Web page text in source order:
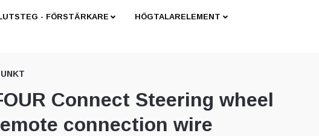
- FÖRSTÄRKARE HÖGTALARELEMENT
Connect Steering wheel
connection wire